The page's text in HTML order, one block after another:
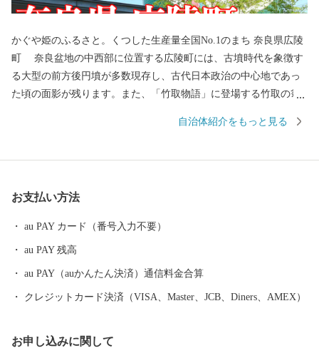
かぐや姫のふるさと。くつした生産量全国No.1のまち 奈良県広陵
町 奈良盆地の中西部に位置する広陵町には、古墳時代を象徴す
る大型の前方後円墳が多数現存し、古代日本政治の中心地であっ
た頃の面影が残ります。また、「竹取物語」に登場する竹取の翁
級いちご「古都華」などの特産品が人気です。 また、広陵町は
住民1人あたりの都市公園面積が約17平方メートルと全国平均（12
部には、奈良県内第2位の面積を有する馬見丘陵公園やかぐや姫に
ちなんだ竹取公園など魅力的な公園があり、地元住民に加えて町
外や県外からも親子連れなど多くの人たちが訪れる交流の中心地
自治体紹介をもっと見る
お支払い方法
au PAY カード（番号入力不要）
au PAY 残高
au PAY（auかんたん決済）通信料金合算
クレジットカード決済（VISA、Master、JCB、Diners、AMEX）
お申し込みに関して